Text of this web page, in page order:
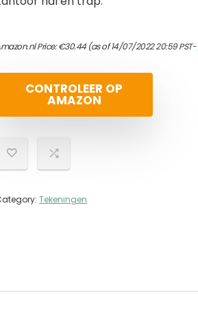
Price:€30.44(as of 14/07/2022 20:59 PST-
CONTROLEER OP
AMAZON
Tekeningen